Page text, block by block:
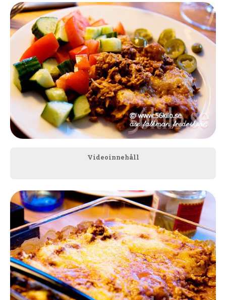
Videoinnehåll